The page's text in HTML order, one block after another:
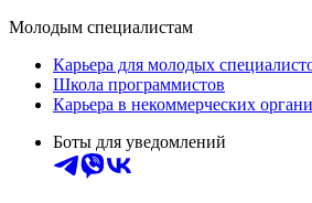
Молодым специалистам
Карьера для молодых
Школа программистов
Карьера в некоммерческих
Боты для уведомлений